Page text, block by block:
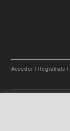
Acceder | Registrate |